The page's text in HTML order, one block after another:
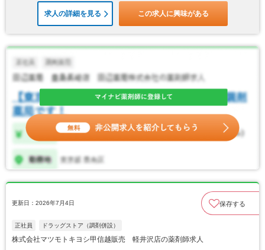
求人の詳細を見る この求人に興味がある
更新日：2026年7月4日 保存する
正社員 ドラッグストア（調剤併設）
株式会社マツモトキヨシ甲信越販売 軽井沢店の薬剤師求人